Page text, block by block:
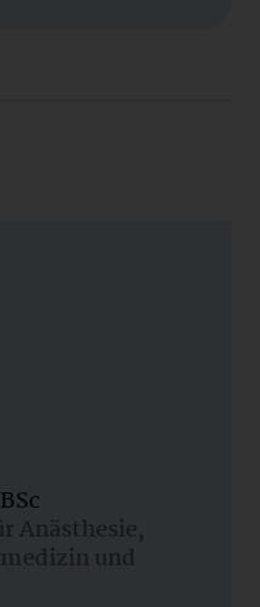
Anästhesie,
und